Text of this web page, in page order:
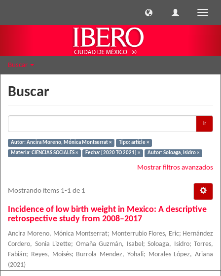
Buscar
Buscar
Ir
Autor: Ancira Moreno, Mónica Montserrat ×
Tipo: article ×
Materia: CIENCIAS SOCIALES ×
Fecha: [2020 TO 2021] × Autor: Soloaga, Isidro ×
Mostrar filtros avanzados
Mostrando ítems 1-1 de 1
Incidence of low birth weight in Mexico: A descriptive
retrospective study from 2008–2017
Ancira Moreno, Mónica Montserrat; Monterrubio Flores, Eric; Hernández
Cordero, Sonia Lizette; Omaña Guzmán, Isabel ; Soloaga, Isidro; Torres,
Fabián; Reyes, Moisés; Burrola Mendez, Yohali;
Morales López, Ariana
(2021)